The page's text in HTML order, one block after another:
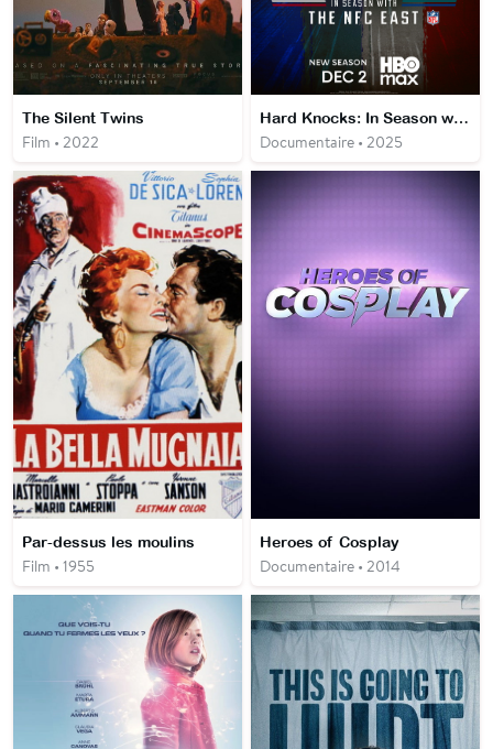
The Silent Twins
Film • 2022
Hard Knocks: In Season with the NFC East
Documentaire • 2025
Par-dessus les moulins
Film • 1955
Heroes of Cosplay
Documentaire • 2014